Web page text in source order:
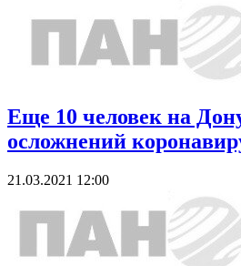
Еще 10 человек на
осложнений
21.03.2021 12:00